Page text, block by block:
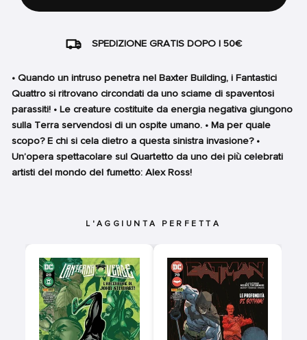
SPEDIZIONE GRATIS DOPO I 50€
• Quando un intruso penetra nel Baxter Building, i Fantastici
Quattro si ritrovano circondati da uno sciame di spaventosi
parassiti! • Le creature costituite da energia negativa giungono
sulla Terra servendosi di un ospite umano. • Ma per quale
scopo? E chi si cela dietro a questa sinistra invasione? •
Un’opera spettacolare sul Quartetto da uno dei più celebrati
artisti del mondo del fumetto: Alex Ross!
L'AGGIUNTA PERFETTA